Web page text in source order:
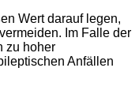
Wert darauf legen,
Im Falle der
zu hoher
Anfällen